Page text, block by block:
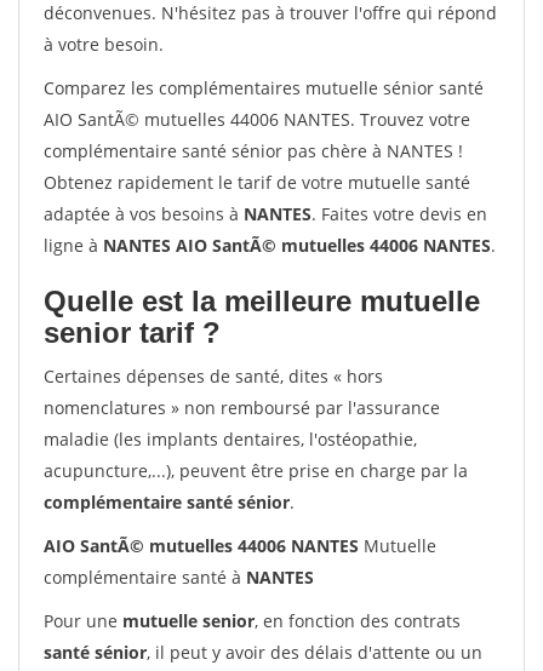
déconvenues. N'hésitez pas à trouver l'offre qui répond
à votre besoin.
Comparez les complémentaires mutuelle sénior santé
AIO SantÃ© mutuelles 44006 NANTES. Trouvez votre
complémentaire santé sénior pas chère à NANTES !
Obtenez rapidement le tarif de votre mutuelle santé
adaptée à vos besoins à NANTES. Faites votre devis en
ligne à NANTES AIO SantÃ© mutuelles 44006 NANTES.
Quelle est la meilleure mutuelle
senior tarif ?
Certaines dépenses de santé, dites « hors
nomenclatures » non remboursé par l'assurance
maladie (les implants dentaires, l'ostéopathie,
acupuncture,...), peuvent être prise en charge par la
complémentaire santé sénior.
AIO SantÃ© mutuelles 44006 NANTES Mutuelle
complémentaire santé à NANTES
Pour une mutuelle senior, en fonction des contrats
santé sénior, il peut y avoir des délais d'attente ou un